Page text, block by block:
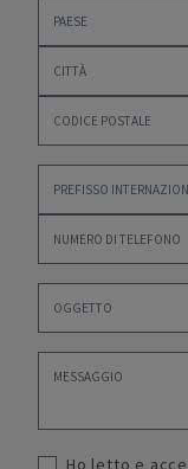
Ho letto e